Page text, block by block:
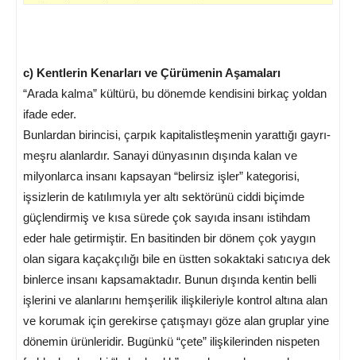
c) Kentlerin Kenarları ve Çürümenin Aşamaları
“Arada kalma” kültürü, bu dönemde kendisini birkaç yoldan
ifade eder.
Bunlardan birincisi, çarpık kapitalistleşmenin yarattığı gayrı-
meşru alanlardır. Sanayi dünyasının dışında kalan ve
milyonlarca insanı kapsayan “belirsiz işler” kategorisi,
işsizlerin de katılımıyla yer altı sektörünü ciddi biçimde
güçlendirmiş ve kısa sürede çok sayıda insanı istihdam
eder hale getirmiştir. En basitinden bir dönem çok yaygın
olan sigara kaçakçılığı bile en üstten sokaktaki satıcıya dek
binlerce insanı kapsamaktadır. Bunun dışında kentin belli
işlerini ve alanlarını hemşerilik ilişkileriyle kontrol altına alan
ve korumak için gerekirse çatışmayı göze alan gruplar yine
dönemin ürünleridir. Bugünkü “çete” ilişkilerinden nispeten